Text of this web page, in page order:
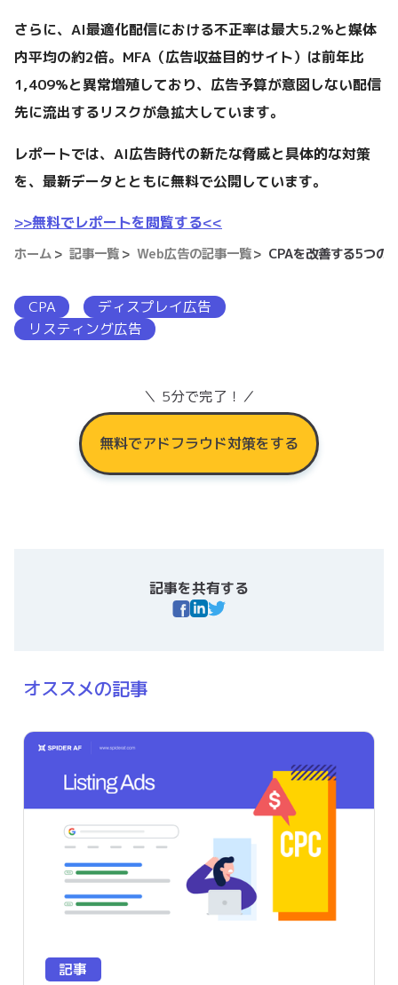
さらに、AI最適化配信における不正率は最大5.2%と媒体
内平均の約2倍。MFA（広告収益目的サイト）は前年比
1,409%と異常増殖しており、広告予算が意図しない配信
先に流出するリスクが急拡大しています。
レポートでは、AI広告時代の新たな脅威と具体的な対策
を、最新データとともに無料で公開しています。
>>無料でレポートを閲覧する<<
ホーム 記事一覧 Web広告の記事一覧 CPAを改善する5つの
CPA
ディスプレイ広告
リスティング広告
＼ 5分で完了！／
無料でアドフラウド対策をする
記事を共有する
オススメの記事
記事